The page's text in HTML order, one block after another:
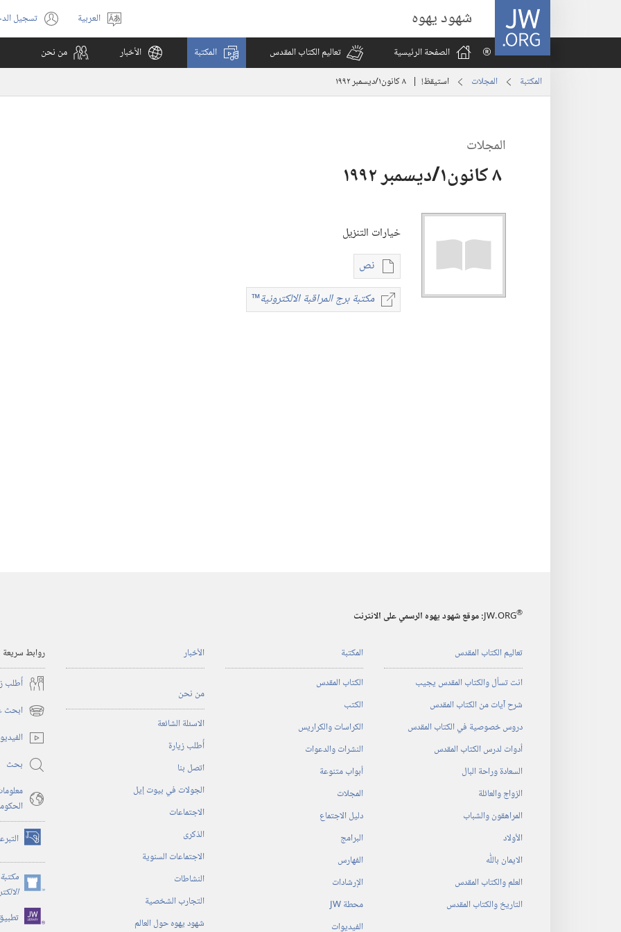
JW.ORG شهود يهوه
اختر
اللغة
العربية تسجيل(يفتح
نافذة
الصفحة الرئيسية
تعاليم الكتاب المقدس المكتبة الأخبار من نحن
المكتبة المجلات استيقظ‏!‏ | ‏‎ ٨‏ ‏‎كانون١/ديسمبر‏ ‎١٩٩٢
المجلات
خيارات التنزيل
نص
خيارات
تنزيل
الاصدارات
مكتبة برج المراقبة الالكترونية™
مكتبة
JW.ORG® :‏ موقع شهود يهوه الرسمي على الانترنت
تعاليم الكتاب المقدس
انت تسأل والكتاب المقدس يجيب
شرح آيات من الكتاب المقدس
دروس خصوصية في الكتاب المقدس
أدوات لدرس الكتاب المقدس
السعادة وراحة البال
الزواج والعائلة
المراهقون والشباب
الأولاد
الايمان باللّٰه
العلم والكتاب المقدس
التاريخ والكتاب المقدس
المكتبة
الكتاب المقدس
الكتب
الكراسات والكراريس
النشرات والدعوات
أبواب متنوعة
المجلات
دليل الاجتماع
البرامج
الفهارس
الإرشادات
محطة‏ ‏JW
الفيديوات
الأخبار
من نحن
الاسئلة الشائعة
أُطلب زيارة
اتصل بنا
الجولات في بيوت إيل
الاجتماعات
الذكرى
الاجتماعات السنوية
النشاطات
التجارب الشخصية
شهود يهوه حول العالم
روابط سريعة
أُطلب
ابحث (يفتح
نافذة
بحث
(يفتح
نافذة
جديدة)
(يفتح
نافذة
جديدة)